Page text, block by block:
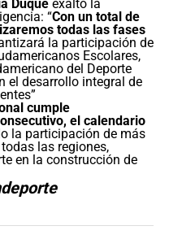
Duqueexaltó la
“Con un total de
todas las fases
la participación de
Escolares,
del Deporte
el desarrollo integral de
cumple
el calendario
la participación de más
las regiones,
en la construcción de